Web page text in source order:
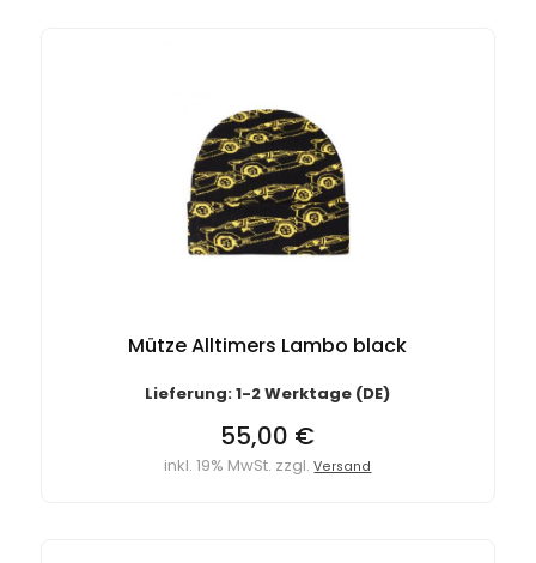
Mütze Alltimers Lambo black
Lieferung: 1-2 Werktage (DE)
55,00 €
inkl. 19% MwSt. zzgl.Versand